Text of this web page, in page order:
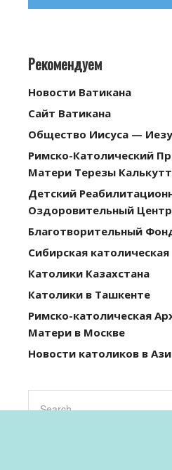
Рекомендуем
Новости Ватикана
Сайт Ватикана
Общество Иисуса —
Римско-Католический
Матери Терезы
Детский
Оздоровительный Центр
Благотворительный
Сибирская католическая
Католики Казахстана
Католики в Ташкенте
Римско-католическая
Матери в Москве
Новости католиков в